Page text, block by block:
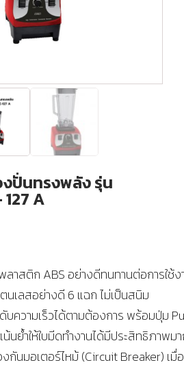
งปั่นทรงพลัง รุ่น
127 A
ลาสติก ABS อย่างดีทนทานต่อการใช้ง
นเลสอย่างดี 6 แฉก ไม่เป็นสนิม
บความเร็วได้ตามต้องการ พร้อมปุ่ม
นย้ำให้ใบมีดทำงานได้มีประสิทธิภาพม
กันมอเตอร์ไหม้ (Circuit Breaker) เมื่อ